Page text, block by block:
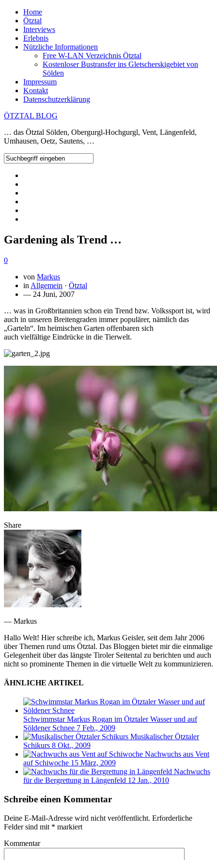
Home
Ötztal
Interviews
Erlebnis
Nützliche Informationen
Free W-LAN Verzeichnis Ötztal
Kostenloser Bustransfer ins Gletscherskigebiet von
Sölden
Impressum
Kontakt
Datenschutzerklärung
ÖTZTAL BLOG
… das Ötztal Sölden, Obergurgl-Hochgurgl, Vent, Längenfeld,
Umhausen, Oetz, Sautens, …
Gardening als Trend …
0
von Markus
in Allgemein · Ötztal
— 24 Juni, 2007
… was in Großbritannien schon ein Trend bzw. Volkssport ist, wird
auch in unseren Breitengraden immer populärer, nämlich das
„Garteln“. Im heimischen Garten offenbaren sich
auch vielfältige Eindrücke in die Tierwelt.
Share
— Markus
Hallo Welt! Hier schreibe ich, Markus Geisler, seit dem Jahr 2006
über Themen rund ums Ötztal. Das Bloggen bietet mir die einmalige
Gelegenheit über das längste Tiroler Seitental zu berichten und auch
nicht so prominente Themen in die virtuelle Welt zu kommunizieren.
ÄHNLICHE ARTIKEL
Schwimmstar Markus Rogan im Ötztaler Wasser und auf
Söldener Schnee 7 Feb., 2009
Musikalischer Ötztaler
Schikurs 8 Okt., 2009
Nachwuchs aus Vent
auf Schiwoche 15 März, 2009
Nachwuchs
für die Bergrettung in Längenfeld 12 Jan., 2010
Schreibe einen Kommentar
Deine E-Mail-Adresse wird nicht veröffentlicht. Erforderliche
Felder sind mit * markiert
Kommentar